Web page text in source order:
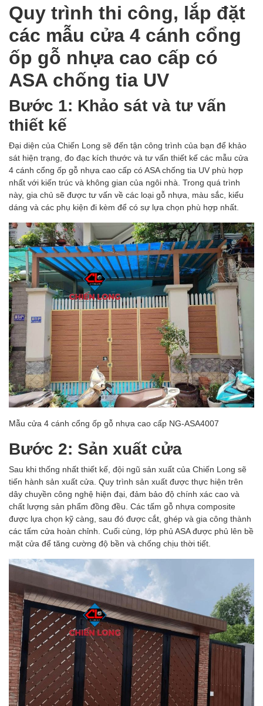
Quy trình thi công, lắp đặt
các mẫu cửa 4 cánh cổng
ốp gỗ nhựa cao cấp có
ASA chống tia UV
Bước 1: Khảo sát và tư vấn
thiết kế
Đại diện của Chiến Long sẽ đến tận công trình của bạn để khảo
sát hiện trạng, đo đạc kích thước và tư vấn thiết kế các mẫu cửa
4 cánh cổng ốp gỗ nhựa cao cấp có ASA chống tia UV phù hợp
nhất với kiến trúc và không gian của ngôi nhà. Trong quá trình
này, gia chủ sẽ được tư vấn về các loại gỗ nhựa, màu sắc, kiểu
dáng và các phụ kiện đi kèm để có sự lựa chọn phù hợp nhất.
Mẫu cửa 4 cánh cổng ốp gỗ nhựa cao cấp NG-ASA4007
Bước 2: Sản xuất cửa
Sau khi thống nhất thiết kế, đội ngũ sản xuất của Chiến Long sẽ
tiến hành sản xuất cửa. Quy trình sản xuất được thực hiện trên
dây chuyền công nghệ hiện đại, đảm bảo độ chính xác cao và
chất lượng sản phẩm đồng đều. Các tấm gỗ nhựa composite
được lựa chọn kỹ càng, sau đó được cắt, ghép và gia công thành
các tấm cửa hoàn chỉnh. Cuối cùng, lớp phủ ASA được phủ lên bề
mặt cửa để tăng cường độ bền và chống chịu thời tiết.